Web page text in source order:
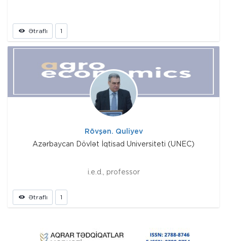
Ətraflı 1
Rövşən. Quliyev
Azərbaycan Dövlət İqtisad Universiteti (UNEC)
i.e.d., professor
Ətraflı 1
Prev